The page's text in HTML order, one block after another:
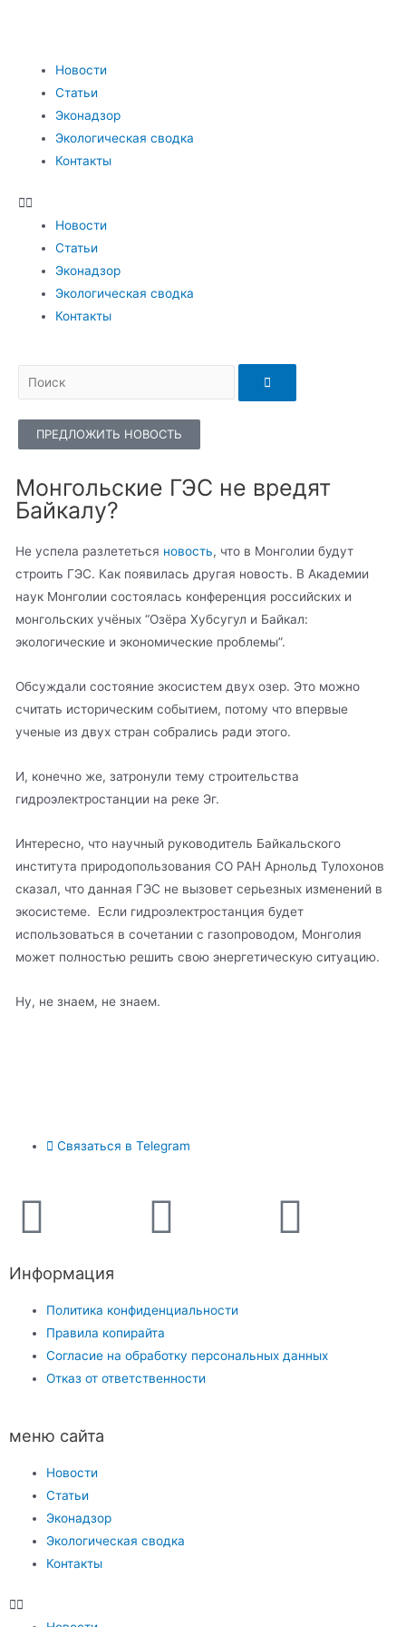
Новости
Статьи
Эконадзор
Экологическая сводка
Контакты
Новости
Статьи
Эконадзор
Экологическая сводка
Контакты
ПРЕДЛОЖИТЬ НОВОСТЬ
Монгольские ГЭС не вредят
Байкалу?
Не успела разлететься новость, что в Монголии будут
строить ГЭС. Как появилась другая новость. В Академии
наук Монголии состоялась конференция российских и
монгольских учёных “Озёра Хубсугул и Байкал:
экологические и экономические проблемы”.
Обсуждали состояние экосистем двух озер. Это можно
считать историческим событием, потому что впервые
ученые из двух стран собрались ради этого.
И, конечно же, затронули тему строительства
гидроэлектростанции на реке Эг.
Интересно, что научный руководитель Байкальского
института природопользования СО РАН Арнольд Тулохонов
сказал, что данная ГЭС не вызовет серьезных изменений в
экосистеме. Если гидроэлектростанция будет
использоваться в сочетании с газопроводом, Монголия
может полностью решить свою энергетическую ситуацию.
Ну, не знаем, не знаем.
Связаться в Telegram
Информация
Политика конфиденциальности
Правила копирайта
Согласие на обработку персональных данных
Отказ от ответственности
меню сайта
Новости
Статьи
Эконадзор
Экологическая сводка
Контакты